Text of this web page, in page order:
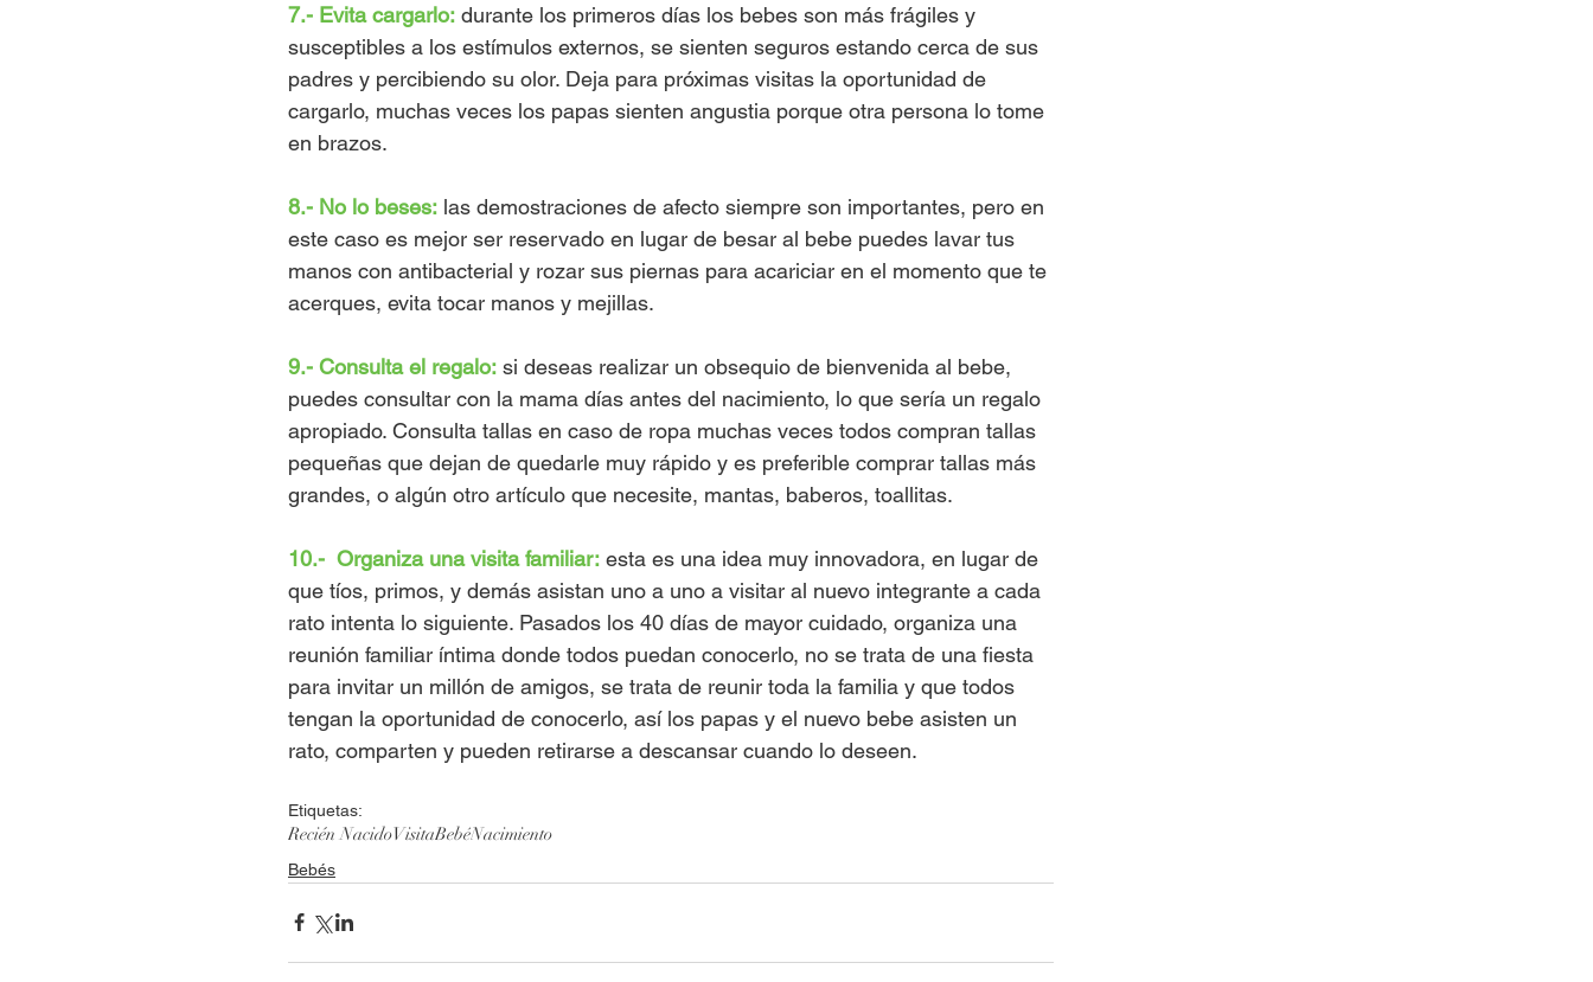
7.- Evita cargarlo: durante los primeros días los bebes son más frágiles y
susceptibles a los estímulos externos, se sienten seguros estando cerca de sus
padres y percibiendo su olor. Deja para próximas visitas la oportunidad de
cargarlo, muchas veces los papas sienten angustia porque otra persona lo tome
en brazos.
8.- No lo beses: las demostraciones de afecto siempre son importantes, pero en
este caso es mejor ser reservado en lugar de besar al bebe puedes lavar tus
manos con antibacterial y rozar sus piernas para acariciar en el momento que te
acerques, evita tocar manos y mejillas.
9.- Consulta el regalo: si deseas realizar un obsequio de bienvenida al bebe,
puedes consultar con la mama días antes del nacimiento, lo que sería un regalo
apropiado. Consulta tallas en caso de ropa muchas veces todos compran tallas
pequeñas que dejan de quedarle muy rápido y es preferible comprar tallas más
grandes, o algún otro artículo que necesite, mantas, baberos, toallitas.
10.-  Organiza una visita familiar: esta es una idea muy innovadora, en lugar de
que tíos, primos, y demás asistan uno a uno a visitar al nuevo integrante a cada
rato intenta lo siguiente. Pasados los 40 días de mayor cuidado, organiza una
reunión familiar íntima donde todos puedan conocerlo, no se trata de una fiesta
para invitar un millón de amigos, se trata de reunir toda la familia y que todos
tengan la oportunidad de conocerlo, así los papas y el nuevo bebe asisten un
rato, comparten y pueden retirarse a descansar cuando lo deseen.
Etiquetas:
Recién NacidoVisitaBebéNacimiento
Bebés